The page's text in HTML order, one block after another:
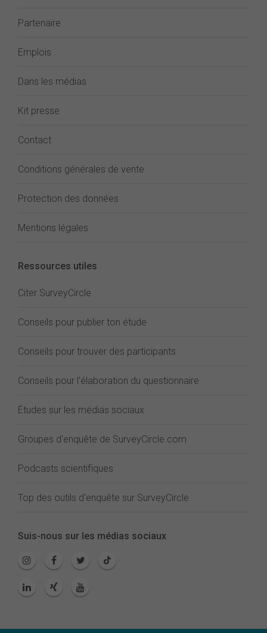
Partenaire
Emplois
Dans les médias
Kit presse
Contact
Conditions générales de vente
Protection des données
Mentions légales
Ressources utiles
Citer SurveyCircle
Conseils pour publier ton étude
Conseils pour trouver des participants
Conseils pour l'élaboration du questionnaire
Études sur les médias sociaux
Groupes d'enquête de SurveyCircle.com
Podcasts scientifiques
Top des outils d'enquête sur SurveyCircle
Suis-nous sur les médias sociaux